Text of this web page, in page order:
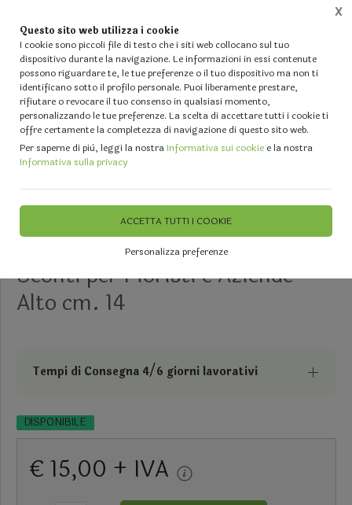
Questo sito web utilizza i cookie
I cookie sono piccoli file di testo che i siti web collocano sul tuo
dispositivo durante la navigazione. Le informazioni in essi contenute
possono riguardare te, le tue preferenze o il tuo dispositivo ma non ti
identificano sotto il profilo personale. Puoi liberamente prestare,
rifiutare o revocare il tuo consenso in qualsiasi momento,
personalizzando le tue preferenze. La scelta di accettare tutti i cookie ti
offre certamente la completezza di navigazione di questo sito web.
Per saperne di più, leggi la nostraInformativa sui cookie e la nostra
Informativa sulla privacy
ACCETTA TUTTI I COOKIE
Personalizza preferenze
X
Home Vetrina IL TUO NATALE - Alberi - Luci - Fiori artificiali - Palline e Decori diversi
ULTIMI 4 PEZZI
Porta candela in cristallo -
Sconti per Fioristi e Aziende -
Alto cm. 14
Tempi di Consegna 4/6 giorni lavorativi
DISPONIBILE
€ 15,00 + IVA